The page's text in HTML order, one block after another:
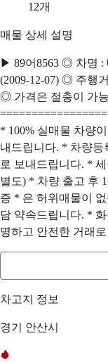
12개
매물 상세 설명
▶ 89어8563 ◎ 차명 :
(2009-12-07) ◎ 주행
◎ 가격은 절충이 가
* 100% 실매물 차량
내드립니다. * 차량등
로 보내드립니다. *
별도) * 차량 출고 후
증 * 은 허위매물이
담 약속드립니다. *
명하고 안전한 거래
차고지 정보
경기 안산시